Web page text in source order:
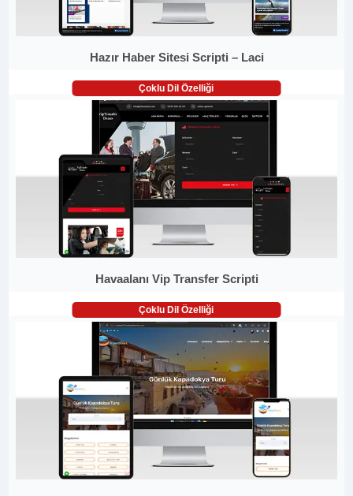
Hazır Haber Sitesi Scripti – Laci
Çoklu Dil Özelliği
Havaalanı Vip Transfer Scripti
Çoklu Dil Özelliği